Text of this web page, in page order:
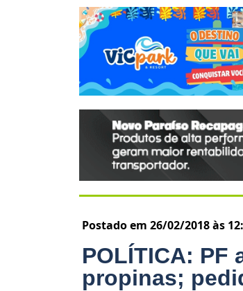
Postado em 26/02/2018 às
POLÍTICA: PF
propinas;